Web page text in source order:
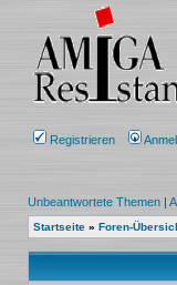
Registrieren
Unbeantwortete Themen |
Startseite » Foren-